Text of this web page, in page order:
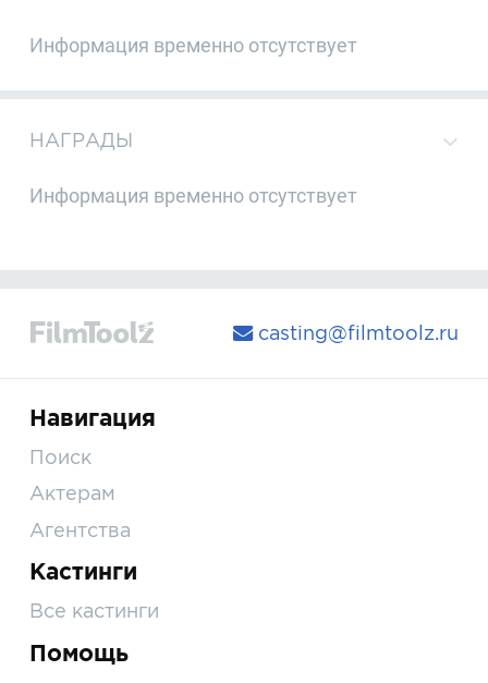
Информация временно отсутствует
НАГРАДЫ
Информация временно отсутствует
casting@filmtoolz.ru
Навигация
Поиск
Актерам
Агентства
Кастинги
Все кастинги
Помощь